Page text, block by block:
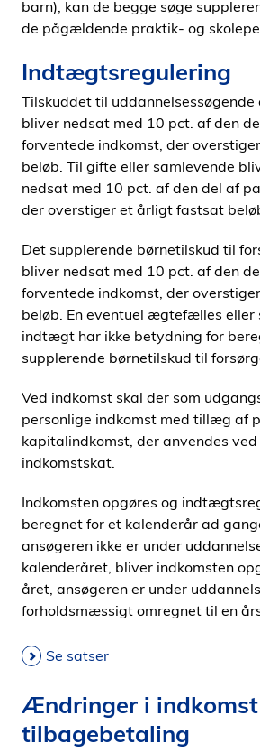
barn), kan de begge søge
de pågældende praktik- og
Indtægtsregulering
Tilskuddet til uddannelsessøgende
bliver nedsat med 10 pct. af den
forventede indkomst, der
beløb. Til gifte eller samlevende
nedsat med 10 pct. af den del af
der overstiger et årligt fastsat
Det supplerende børnetilskud til
bliver nedsat med 10 pct. af den
forventede indkomst, der
beløb. En eventuel ægtefælles eller
indtægt har ikke betydning for
supplerende børnetilskud til
Ved indkomst skal der som
personlige indkomst med tillæg af
kapitalindkomst, der anvendes
indkomstskat.
Indkomsten opgøres og
beregnet for et kalenderår ad
ansøgeren ikke er under
kalenderåret, bliver indkomsten
året, ansøgeren er under
forholdsmæssigt omregnet til en
Se satser
Ændringer i
tilbagebetaling